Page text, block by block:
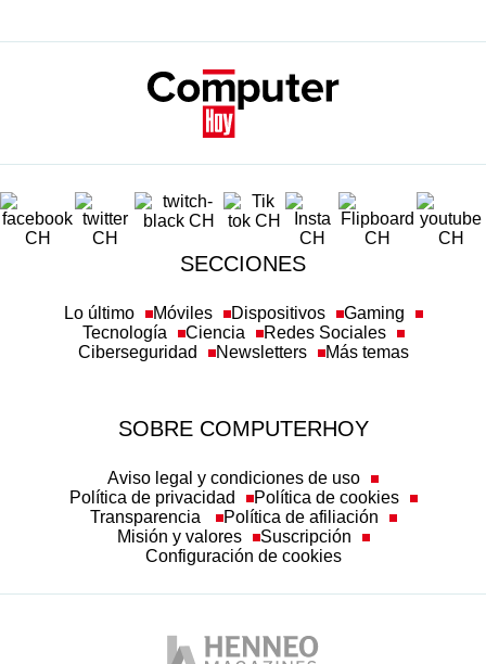
SECCIONES
Lo último Móviles Dispositivos
Gaming
Tecnología
Ciencia
Redes Sociales
Ciberseguridad
Newsletters Más temas
SOBRE COMPUTERHOY
Aviso legal y condiciones de uso
Política de privacidad
Política de cookies
Transparencia
Política de afiliación
Misión y valores
Suscripción
Configuración de cookies